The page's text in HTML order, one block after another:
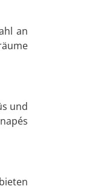
an
und